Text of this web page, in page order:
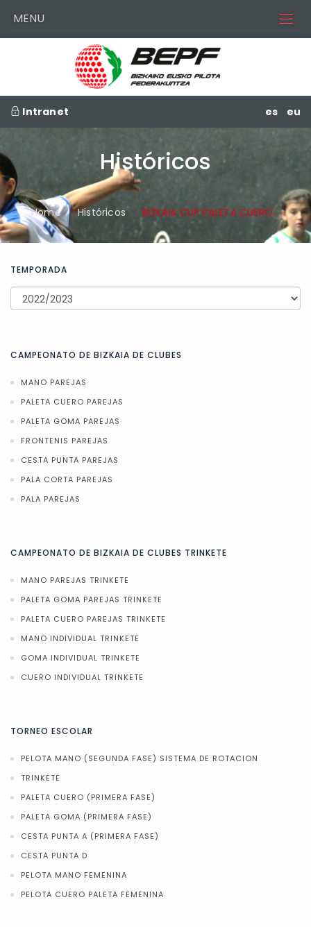
MENU
Intranet es eu
Históricos
Home Históricos BIZKAIA CUP PALETA CUERO
TEMPORADA
CAMPEONATO DE BIZKAIA DE CLUBES
MANO PAREJAS
PALETA CUERO PAREJAS
PALETA GOMA PAREJAS
FRONTENIS PAREJAS
CESTA PUNTA PAREJAS
PALA CORTA PAREJAS
PALA PAREJAS
CAMPEONATO DE BIZKAIA DE CLUBES TRINKETE
MANO PAREJAS TRINKETE
PALETA GOMA PAREJAS TRINKETE
PALETA CUERO PAREJAS TRINKETE
MANO INDIVIDUAL TRINKETE
GOMA INDIVIDUAL TRINKETE
CUERO INDIVIDUAL TRINKETE
TORNEO ESCOLAR
PELOTA MANO (SEGUNDA FASE) SISTEMA DE ROTACION
TRINKETE
PALETA CUERO (PRIMERA FASE)
PALETA GOMA (PRIMERA FASE)
CESTA PUNTA A (PRIMERA FASE)
CESTA PUNTA D
PELOTA MANO FEMENINA
PELOTA CUERO PALETA FEMENINA